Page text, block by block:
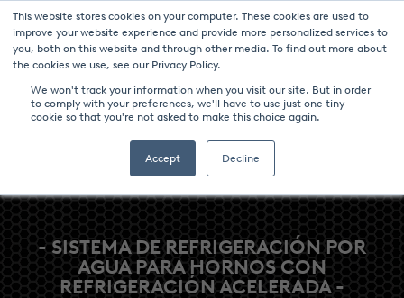
This website stores cookies on your computer. These cookies are used to
improve your website experience and provide more personalized services to
you, both on this website and through other media. To find out more about
the cookies we use, see our Privacy Policy.
We won't track your information when you visit our site. But in order
to comply with your preferences, we'll have to use just one tiny
cookie so that you're not asked to make this choice again.
Accept Decline
NOTICIAS Y EVENTOS CENTRO DE MEDIOS
CARRERA
CONTACTO
- SISTEMA DE REFRIGERACIÓN POR
AGUA PARA HORNOS CON
REFRIGERACIÓN ACELERADA -